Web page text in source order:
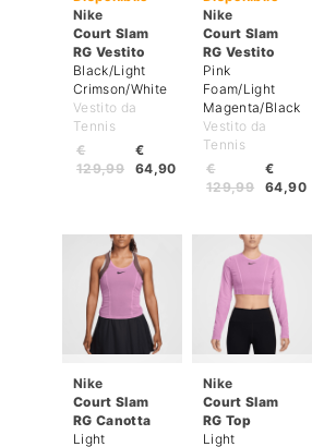
Nike
Court Slam
RG Vestito
Black/Light
Crimson/White
Vestito da
Tennis
€
64,90
€
129,99
Nike
Court Slam
RG Vestito
Pink
Foam/Light
Magenta/Black
Vestito da
Tennis
€
64,90
€
129,99
Nike
Court Slam
RG Canotta
Light
Nike
Court Slam
RG Top
Light